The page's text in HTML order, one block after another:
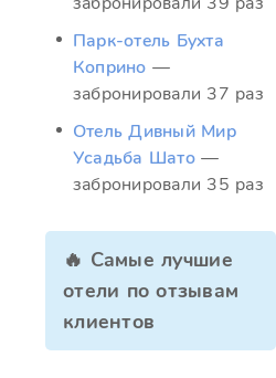
Парк-отель Бухта
Коприно —
забронировали 37 раз
Отель Дивный Мир
Усадьба Шато —
забронировали 35 раз
🔥 Самые лучшие
отели по отзывам
клиентов